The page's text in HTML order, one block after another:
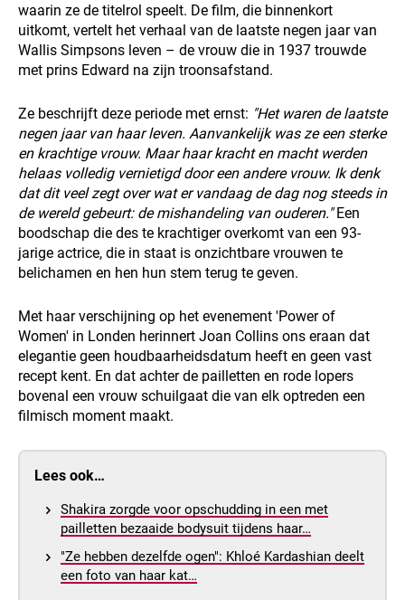
waarin ze de titelrol speelt. De film, die binnenkort
uitkomt, vertelt het verhaal van de laatste negen jaar van
Wallis Simpsons leven – de vrouw die in 1937 trouwde
met prins Edward na zijn troonsafstand.
Ze beschrijft deze periode met ernst: "Het waren de laatste
negen jaar van haar leven. Aanvankelijk was ze een sterke
en krachtige vrouw. Maar haar kracht en macht werden
helaas volledig vernietigd door een andere vrouw. Ik denk
dat dit veel zegt over wat er vandaag de dag nog steeds in
de wereld gebeurt: de mishandeling van ouderen."Een
boodschap die des te krachtiger overkomt van een 93-
jarige actrice, die in staat is onzichtbare vrouwen te
belichamen en hen hun stem terug te geven.
Met haar verschijning op het evenement 'Power of
Women' in Londen herinnert Joan Collins ons eraan dat
elegantie geen houdbaarheidsdatum heeft en geen vast
recept kent. En dat achter de pailletten en rode lopers
bovenal een vrouw schuilgaat die van elk optreden een
filmisch moment maakt.
Lees ook…
Shakira zorgde voor opschudding in een met
pailletten bezaaide bodysuit tijdens haar…
"Ze hebben dezelfde ogen": Khloé Kardashian deelt
een foto van haar kat…